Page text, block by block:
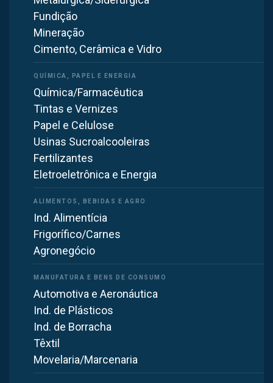
Fundição
Mineração
Cimento, Cerâmica e Vidro
Química/Farmacêutica
Tintas e Vernizes
Papel e Celulose
Usinas Sucroalcooleiras
Fertilizantes
Eletroeletrônica e Energia
Ind. Alimentícia
Frigorífico/Carnes
Agronegócio
Automotiva e Aeronáutica
Ind. de Plásticos
Ind. de Borracha
Têxtil
Movelaria/Marcenaria
TINTAS
Projeto de Despoeiramento com Filtro de
Manga ATEX para Indústria de Tintas
169
Mangas filtrantes
22.000
550
Ver o projeto completo →
Fabricamos Coletor de Pó sob medida em
Itaquaquecetuba (SP) e entregamos pra todo o Brasil.
Engenheiros dimensionam pra sua aplicação.
Receber dimensionamento técnico gratuito